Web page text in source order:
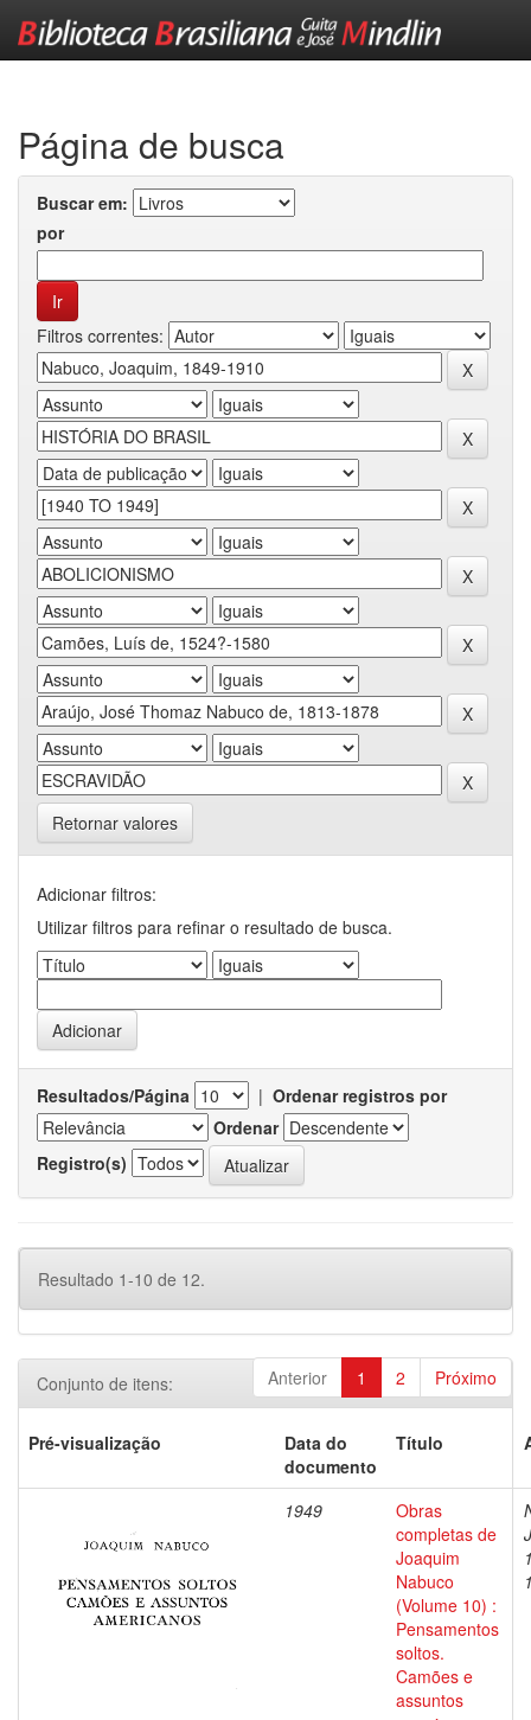
Página de busca
Buscar em:
por
Filtros correntes:
Retornar valores
Adicionar filtros:
Utilizar filtros para refinar o resultado de busca.
Resultados/Página | Ordenar registros por
Ordenar
Registro(s)
Resultado 1-10 de 12.
Anterior 1 2 Próximo
Conjunto de itens:
Pré-visualização
Data do
documento
Título
1949
Obras
completas de
Joaquim
Nabuco
(Volume 10) :
Pensamentos
soltos.
Camões e
assuntos